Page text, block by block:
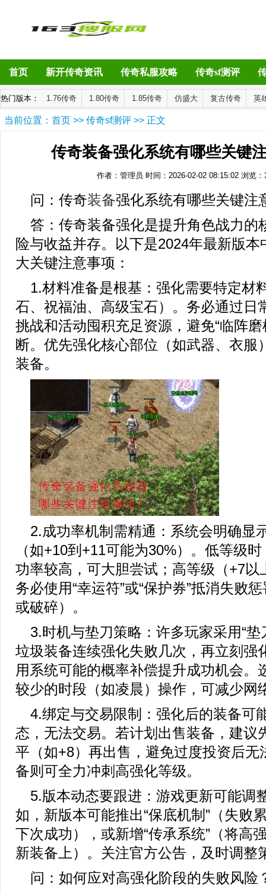
首页 新开传奇资讯 传奇私服攻略 传奇sf测评
热门版本： 1.76传奇 1.80传奇 1.85传奇 仿盛大 复古传奇 英
当前位置： 首页 >> 传奇sf测评 >> 正文
传奇装备强化系统有哪些关键
作者：管理员 时间：2026-02-02 08:15:02 浏览：
问：传奇装备强化系统有哪些关键注
答：传奇装备强化是提升角色战力的
险与收益并存。以下是2024年最新版本
大关键注意事项：
1.材料准备是根基：强化需要特定材
石、祝福油、高级宝石）。务必通过日
挑战和活动囤积充足资源，避免“临阵磨
断。优先强化核心部位（如武器、衣服
装备。
2.成功率机制需精通：系统会明确显
（如+10到+11可能为30%）。低等级
功率较高，可大胆尝试；高等级（+7以
务必使用“幸运符”或“保护券”抵消失败
或破碎）。
3.时机与垫刀策略：许多玩家采用“
垃圾装备连续强化失败几次，再立刻强
用系统可能的概率补偿提升成功机会。
较少的时段（如凌晨）操作，可减少网
4.绑定与交易限制：强化后的装备可
态，无法交易。若计划出售装备，建议
平（如+8）再出售，避免过度投资后无
备则可全力冲刺高强化等级。
5.版本动态要跟进：游戏更新可能调
如，新版本可能推出“保底机制”（失败
下次成功），或新增“传承系统”（将高
新装备上）。关注官方公告，及时调整
问：如何应对高强化阶段的失败风险